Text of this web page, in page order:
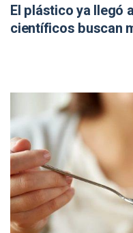
El plástico ya llegó
científicos buscan